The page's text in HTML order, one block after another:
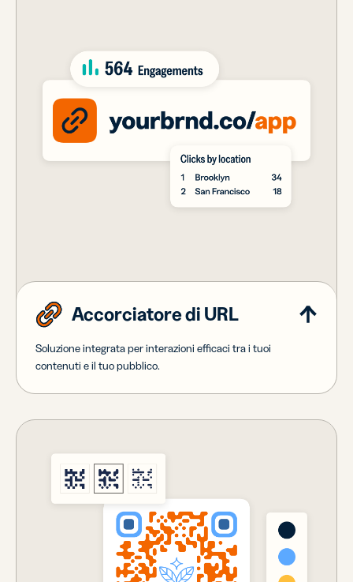
Accorciatore di URL
Soluzione integrata per interazioni efficaci tra i tuoi
contenuti e il tuo pubblico.